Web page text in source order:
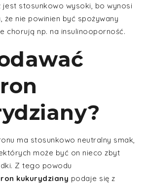
jest stosunkowo wysoki, bo wynosi
że nie powinien być spożywany
chorują np. na insulinooporność.
ma stosunkowo neutralny smak,
może być on nieco zbyt
Z tego powodu
kukurydziany podaje się z